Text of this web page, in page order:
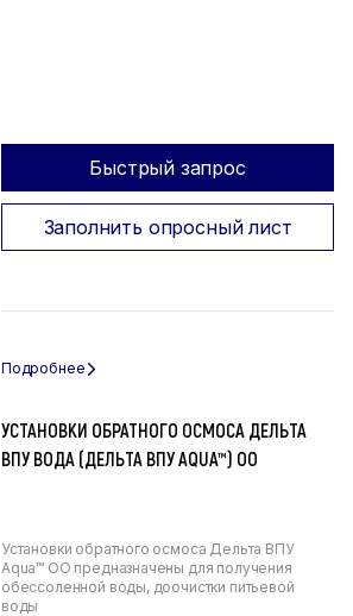
Быстрый запрос
Заполнить опросный лист
УСТАНОВКИ ОБРАТНОГО ОСМОСА ДЕЛЬТА
ВПУ ВОДА (ДЕЛЬТА ВПУ AQUA™) ОО
Установки обратного осмоса Дельта ВПУ
Aqua™ ОО предназначены для получения
обессоленной воды, доочистки питьевой
воды